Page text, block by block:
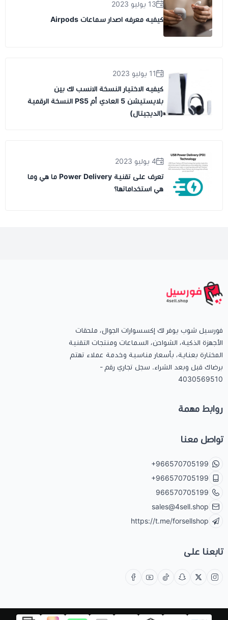
13 يوليو 2023
كيفيه معرفه اصدار سماعات Airpods
11 يوليو 2023
كيفيه الاختيار النسخة الانسب لك بين
بلايستيشن 5 العادي أم PS5 النسخة الرقمية
(الديجيتال)
4 يوليو 2023
تعرف على تقنية Power Delivery ما هي وما
هي استخداماتها؟
فورسيل شوب يوفر لك إكسسوارات الجوال، ملحقات
الأجهزة الذكية، الشواحن، السماعات ومنتجات التقنية
المختارة بعناية، بأسعار مناسبة وخدمة عملاء تهتم
برضاك قبل وبعد الشراء. سجل تجاري رقم -
4030569510
روابط مهمة
تواصل معنا
+966570705199
+966570705199
966570705199
sales@4sell.shop
https://t.me/forsellshop
تابعنا على